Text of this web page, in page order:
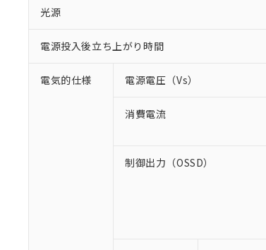
光源
電源投入後立ち上がり時間
電気的仕様 電源電圧（Vs）
消費電流
制御出力（OSSD）